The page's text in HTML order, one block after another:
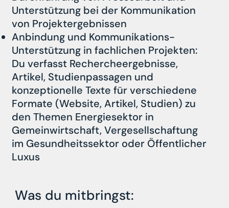
Unterstützung bei der Kommunikation
von Projektergebnissen
Anbindung und Kommunikations-
Unterstützung in fachlichen Projekten:
Du verfasst Rechercheergebnisse,
Artikel, Studienpassagen und
konzeptionelle Texte für verschiedene
Formate (Website, Artikel, Studien) zu
den Themen Energiesektor in
Gemeinwirtschaft, Vergesellschaftung
im Gesundheitssektor oder Öffentlicher
Luxus
Was du mitbringst: